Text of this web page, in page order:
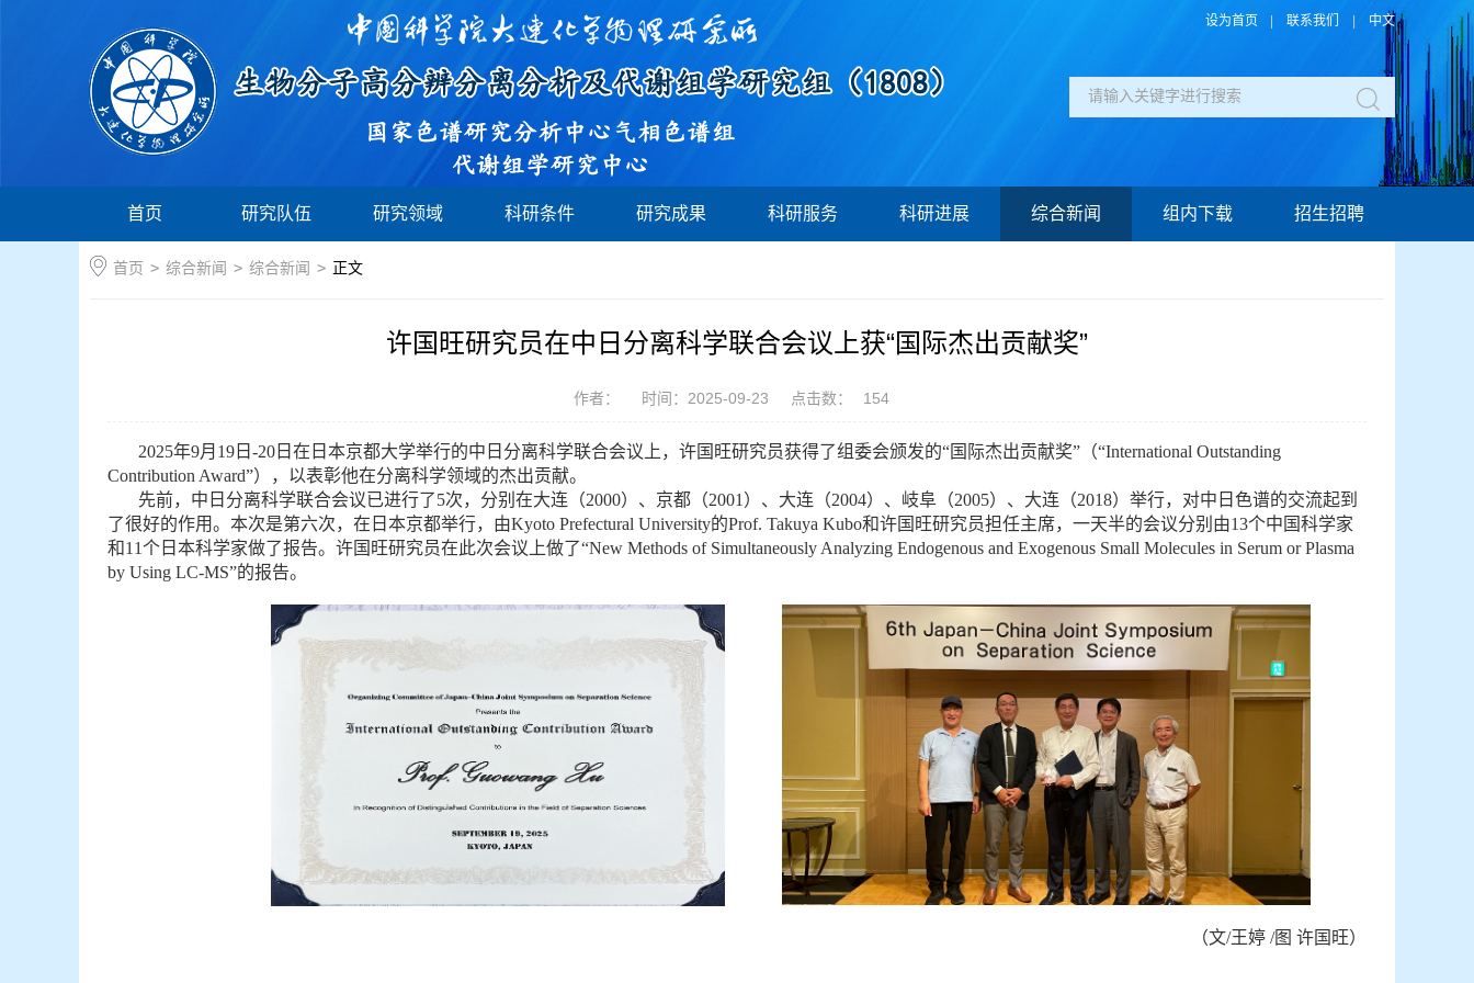
设为首页 联系我们 中文
首页 研究队伍 研究领域 科研条件 研究成果 科研服务 科研进展 综合新闻 组内下载 招生招聘
首页 > 综合新闻 > 综合新闻 > 正文
许国旺研究员在中日分离科学联合会议上获“国际杰出贡献奖”
作者： 时间：2025-09-23 点击数： 154
2025年9月19日-20日在日本京都大学举行的中日分离科学联合会议上，许国旺研究员获得了组委会颁发的“国际杰出贡献奖”（“International Outstanding
Contribution Award”），以表彰他在分离科学领域的杰出贡献。
先前，中日分离科学联合会议已进行了5次，分别在大连（2000）、京都（2001）、大连（2004）、岐阜（2005）、大连（2018）举行，对中日色谱的交流起到
了很好的作用。本次是第六次，在日本京都举行，由Kyoto Prefectural University的Prof. Takuya Kubo和许国旺研究员担任主席，一天半的会议分别由13个中国科学家
和11个日本科学家做了报告。许国旺研究员在此次会议上做了“New Methods of Simultaneously Analyzing Endogenous and Exogenous Small Molecules in Serum or Plasma
by Using LC-MS”的报告。
（文/王婷 /图 许国旺）